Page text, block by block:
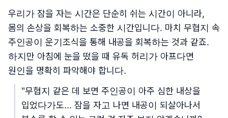
우리가 잠을 자는 시간은 단순히 쉬는 시간이 아니라,
몸의 손상을 회복하는 소중한 시간입니다. 마치 무협지 속
주인공이 운기조식을 통해 내공을 회복하는 것과 같죠.
하지만 아침에 눈을 떴을 때 유독 허리가 아프다면
원인을 명확히 파악해야 합니다.
"무협지 같은 데 보면 주인공이 아주 심한 내상을
입었다가도... 잠을 자고 나면 내공이 되살아나서